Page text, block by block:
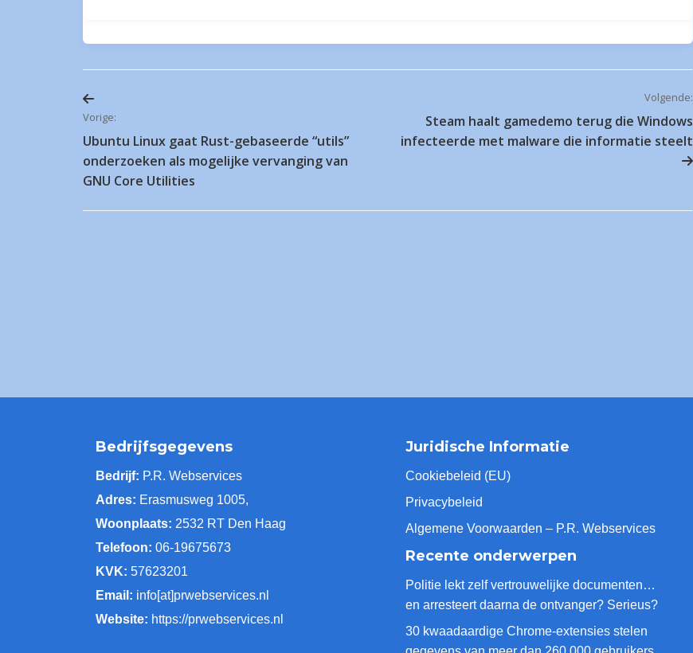
Bericht
navigatie
Vorige:
Ubuntu Linux gaat Rust-gebaseerde “utils”
onderzoeken als mogelijke vervanging van
GNU Core Utilities
Volgende:
Steam haalt gamedemo terug die Windows
infecteerde met malware die informatie steelt
Bedrijfsgegevens
Bedrijf: P.R. Webservices
Adres: Erasmusweg 1005,
Woonplaats: 2532 RT Den Haag
Telefoon: 06-19675673
KVK: 57623201
Email: info[at]prwebservices.nl
Website: https://prwebservices.nl
Juridische Informatie
Cookiebeleid (EU)
Privacybeleid
Algemene Voorwaarden – P.R. Webservices
Recente onderwerpen
Politie lekt zelf vertrouwelijke documenten…
en arresteert daarna de ontvanger? Serieus?
30 kwaadaardige Chrome-extensies stelen